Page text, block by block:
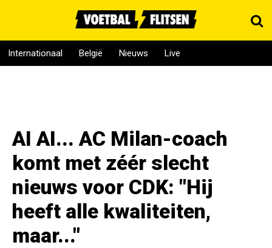
Internationaal België Nieuws Live
AI AI... AC Milan-coach
komt met zéér slecht
nieuws voor CDK: "Hij
heeft alle kwaliteiten,
maar..."